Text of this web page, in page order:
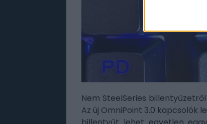
Nem SteelSeries
Az új OmniPoint 3.0 kapcsolók